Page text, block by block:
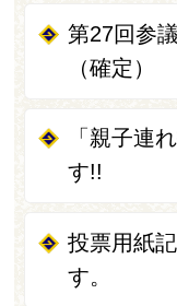
第27回参
（確定）
「親子連
す!!
投票用紙
す。